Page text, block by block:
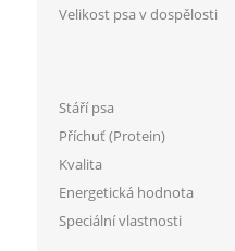
Velikost psa v dospělosti
Stáří psa
Příchuť (Protein)
Kvalita
Energetická hodnota
Speciální vlastnosti